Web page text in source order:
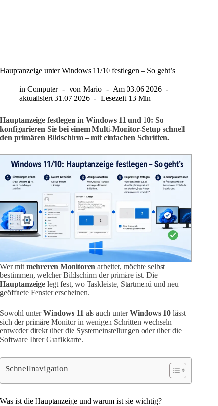
Hauptanzeige unter Windows 11/10 festlegen – So geht’s
in Computer von Mario Am 03.06.2026
aktualisiert 31.07.2026 Lesezeit 13 Min
Hauptanzeige festlegen in Windows 11 und 10: So
konfigurieren Sie bei einem Multi-Monitor-Setup schnell
den primären Bildschirm – mit einfachen Schritten.
Wer mit mehreren Monitoren arbeitet, möchte selbst
bestimmen, welcher Bildschirm der primäre ist. Die
Hauptanzeige legt fest, wo Taskleiste, Startmenü und neu
geöffnete Fenster erscheinen.
Sowohl unterWindows 11 als auch unterWindows 10 lässt
sich der primäre Monitor in wenigen Schritten wechseln –
entweder direkt über die Systemeinstellungen oder über die
Software Ihrer Grafikkarte.
Schnellnavigation
Was ist die Hauptanzeige und warum ist sie wichtig?